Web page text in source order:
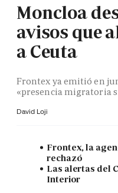
Moncloa
avisos que
a Ceuta
Frontex ya emitió en
«presencia migratoria
David Loji
Frontex, la
rechazó
Las alertas del
Interior